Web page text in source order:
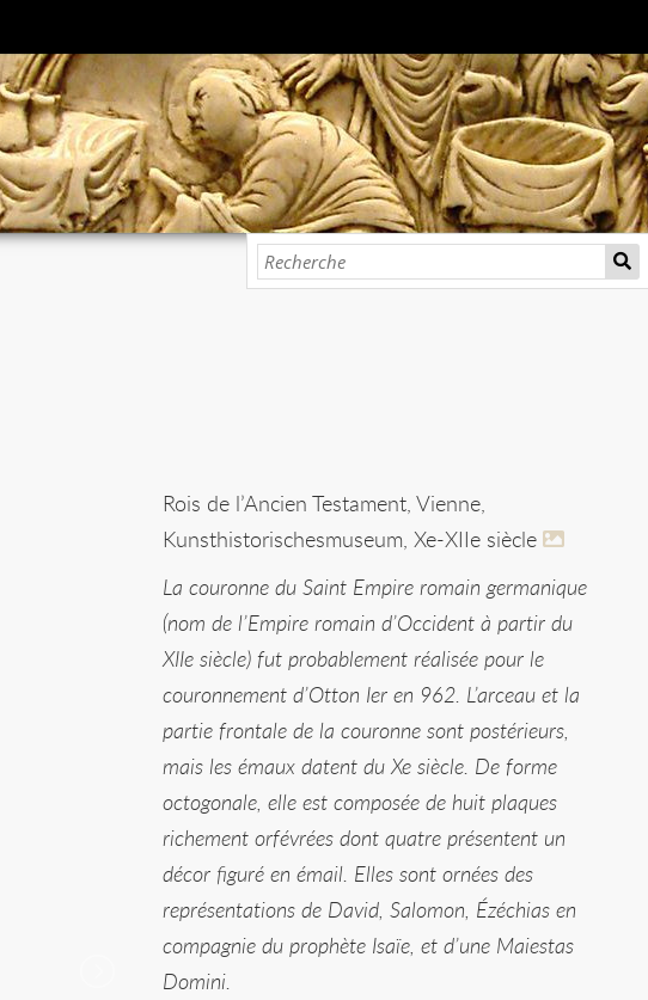
Rois de l’Ancien Testament, Vienne,
Kunsthistorischesmuseum, Xe-XIIe siècle
La couronne du Saint Empire romain germanique
(nom de l’Empire romain d’Occident à partir du
XIIe siècle) fut probablement réalisée pour le
couronnement d’Otton Ier en 962. L’arceau et la
partie frontale de la couronne sont postérieurs,
mais les émaux datent du Xe siècle. De forme
octogonale, elle est composée de huit plaques
richement orfévrées dont quatre présentent un
décor figuré en émail. Elles sont ornées des
représentations de David, Salomon, Ézéchias en
compagnie du prophète Isaïe, et d’une Maiestas
Domini.